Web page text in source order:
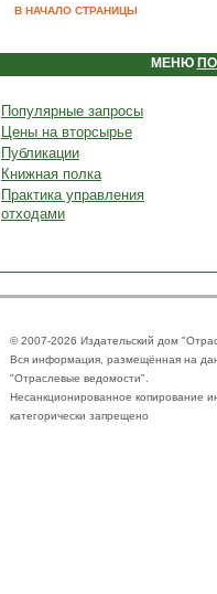
В НАЧАЛО СТРАНИЦЫ
МЕНЮ
Популярные запросы
Цены на вторсырье
Публикации
Книжная полка
Практика управления
отходами
© 2007-2026 Издательский дом
Вся информация, размещённая на
"Отраслевые ведомости".
Несанкционированное копирование
категорически запрещено